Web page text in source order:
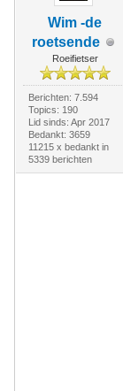
Wim -de
roetsende
Roeifietser
Berichten: 7.594
Topics: 190
Lid sinds: Apr 2017
Bedankt: 3659
11215 x bedankt in
5339 berichten